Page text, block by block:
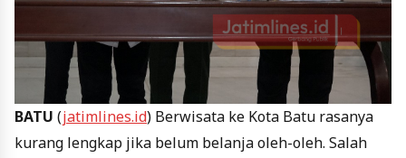
BATU (jatimlines.id) Berwisata ke Kota Batu rasanya
kurang lengkap jika belum belanja oleh-oleh. Salah